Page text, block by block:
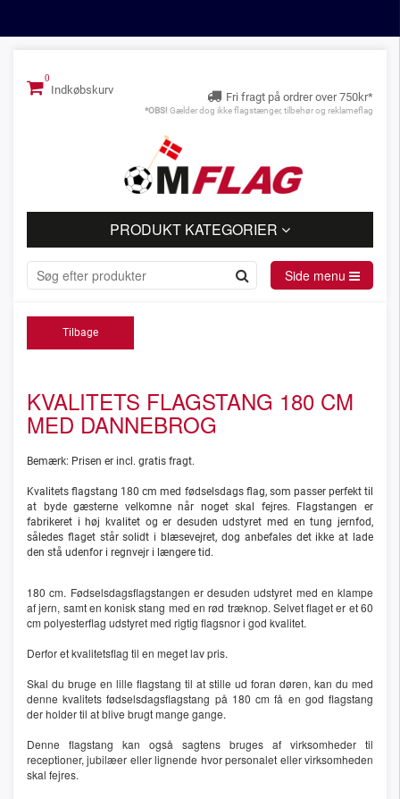
Indkøbskurv
Fri fragt på ordrer over 750kr*
*OBS! Gælder dog ikke flagstænger, tilbehør og reklameflag
PRODUKT KATEGORIER
Side menu
Tilbage
KVALITETS FLAGSTANG 180 CM
MED DANNEBROG
Bemærk: Prisen er incl. gratis fragt.
Kvalitets flagstang 180 cm med fødselsdags flag, som passer perfekt til
at byde gæsterne velkomne når noget skal fejres. Flagstangen er
fabrikeret i høj kvalitet og er desuden udstyret med en tung jernfod,
således flaget står solidt i blæsevejret, dog anbefales det ikke at lade
den stå udenfor i regnvejr i længere tid.
180 cm. Fødselsdagsflagstangen er desuden udstyret med en klampe
af jern, samt en konisk stang med en rød træknop. Selvet flaget er et 60
cm polyesterflag udstyret med rigtig flagsnor i god kvalitet.
Derfor et kvalitetsflag til en meget lav pris.
Skal du bruge en lille flagstang til at stille ud foran døren, kan du med
denne kvalitets fødselsdagsflagstang på 180 cm få en god flagstang
der holder til at blive brugt mange gange.
Denne flagstang kan også sagtens bruges af virksomheder til
receptioner, jubilæer eller lignende hvor personalet eller virksomheden
skal fejres.